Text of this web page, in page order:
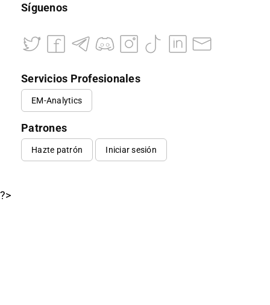
Síguenos
Servicios Profesionales
EM-Analytics
Patrones
Hazte patrón Iniciar sesión
?>